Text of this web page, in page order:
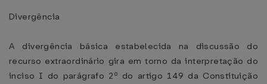
Divergência
A divergência básica estabelecida na discussão do
recurso extraordinário gira em torno da interpretação do
inciso I do parágrafo 2º do artigo 149 da Constituição